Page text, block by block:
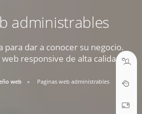
administrables
para dar a conocer su negocio.
responsive de alta calidad.
web Paginas web administrables
AM A 18:30 PM